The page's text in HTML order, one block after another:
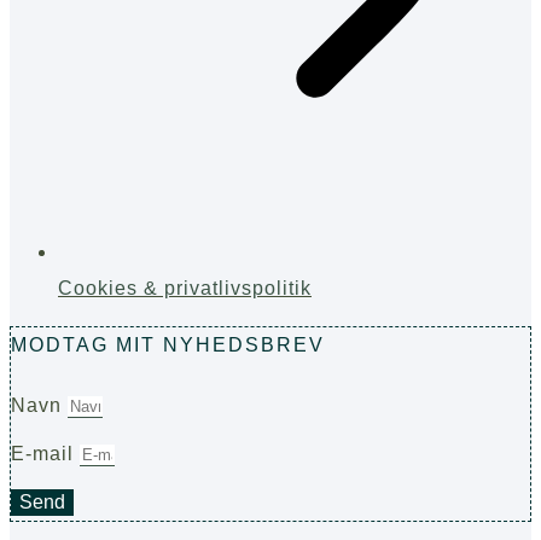
Cookies & privatlivspolitik
MODTAG MIT NYHEDSBREV
Navn
E-mail
Send